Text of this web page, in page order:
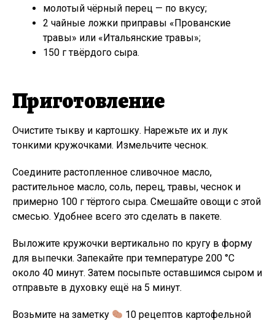
молотый чёрный перец — по вкусу;
2 чайные ложки приправы «Прованские
травы» или «Итальянские травы»;
150 г твёрдого сыра.
Приготовление
Очистите тыкву и картошку. Нарежьте их и лук
тонкими кружочками. Измельчите чеснок.
Соедините растопленное сливочное масло,
растительное масло, соль, перец, травы, чеснок и
примерно 100 г тёртого сыра. Смешайте овощи с этой
смесью. Удобнее всего это сделать в пакете.
Выложите кружочки вертикально по кругу в форму
для выпечки. Запекайте при температуре 200 °C
около 40 минут. Затем посыпьте оставшимся сыром и
отправьте в духовку ещё на 5 минут.
Возьмите на заметку
10 рецептов картофельной